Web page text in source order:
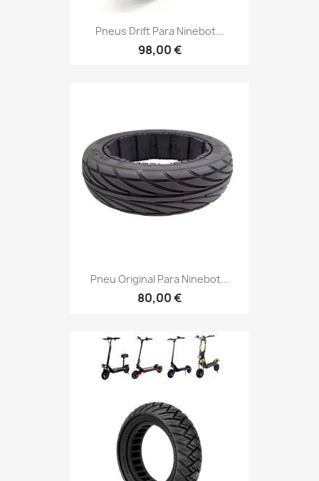
Pneus Drift Para Ninebot...
98,00 €
Pneu Original Para Ninebot...
80,00 €